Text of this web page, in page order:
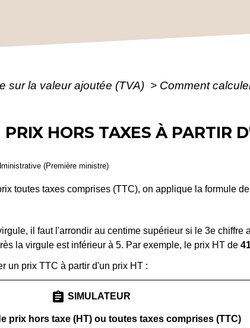
sur la valeur ajoutée (TVA) > Comment
HORS TAXES À PARTIR
(Première ministre)
toutes taxes comprises (TTC), on applique la formule
il faut l'arrondir au centime supérieur si le 3e chiffre
la virgule est inférieur à 5. Par exemple, le prix HT de
un prix TTC à partir d'un prix HT :
assignment SIMULATEUR
prix hors taxe (HT) ou toutes taxes comprises (TTC)